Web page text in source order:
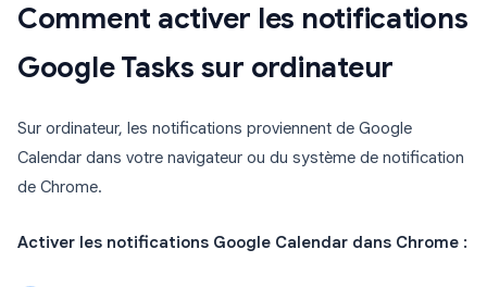
Comment activer les notifications
Google Tasks sur ordinateur
Sur ordinateur, les notifications proviennent de Google
Calendar dans votre navigateur ou du système de notification
de Chrome.
Activer les notifications Google Calendar dans Chrome :